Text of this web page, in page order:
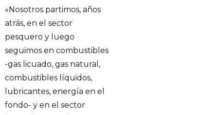
«Nosotros partimos, años
atrás, en el sector
pesquero y luego
seguimos en combustibles
-gas licuado, gas natural,
combustibles líquidos,
lubricantes, energía en el
fondo- y en el sector